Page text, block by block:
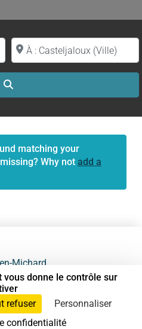
nom
Proche de (ville ou région)
matching your
Why not add a
Michard
vous donne le contrôle sur
refuser
Personnaliser
confidentialité